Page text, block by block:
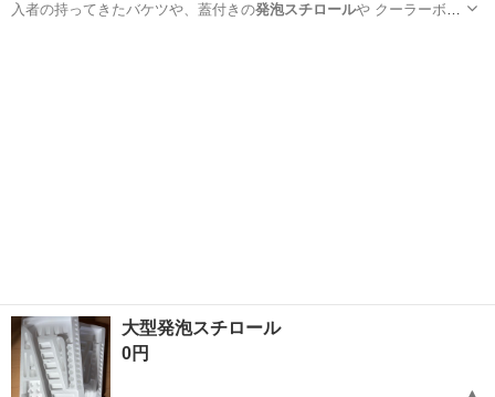
入者の持ってきたバケツや、蓋付きの発泡スチロールや クーラーボッ
大型発泡スチロール
0円